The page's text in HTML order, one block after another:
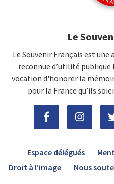
Le
Le Souvenir Français est
reconnue d’utilité publique
vocation d'honorer la
pour la France qu’ils
Espace délégués
Droit à l’image
Nous